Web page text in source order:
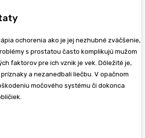
ochorenia ako je jej nezhubné zväčšenie,
s prostatou často komplikujú mužom
faktorov pre ich vznik je vek. Dôležité je,
a nezanedbali liečbu. V opačnom
močového systému či dokonca